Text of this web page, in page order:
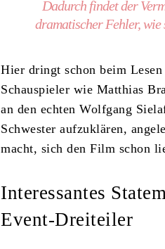
Dadurch findet der
dramatischer Fehler,
Hier dringt schon beim
Schauspieler wie Matthias
an den echten Wolfgang
Schwester aufzuklären,
macht, sich den Film schon
Interessantes
Event-Dreiteiler